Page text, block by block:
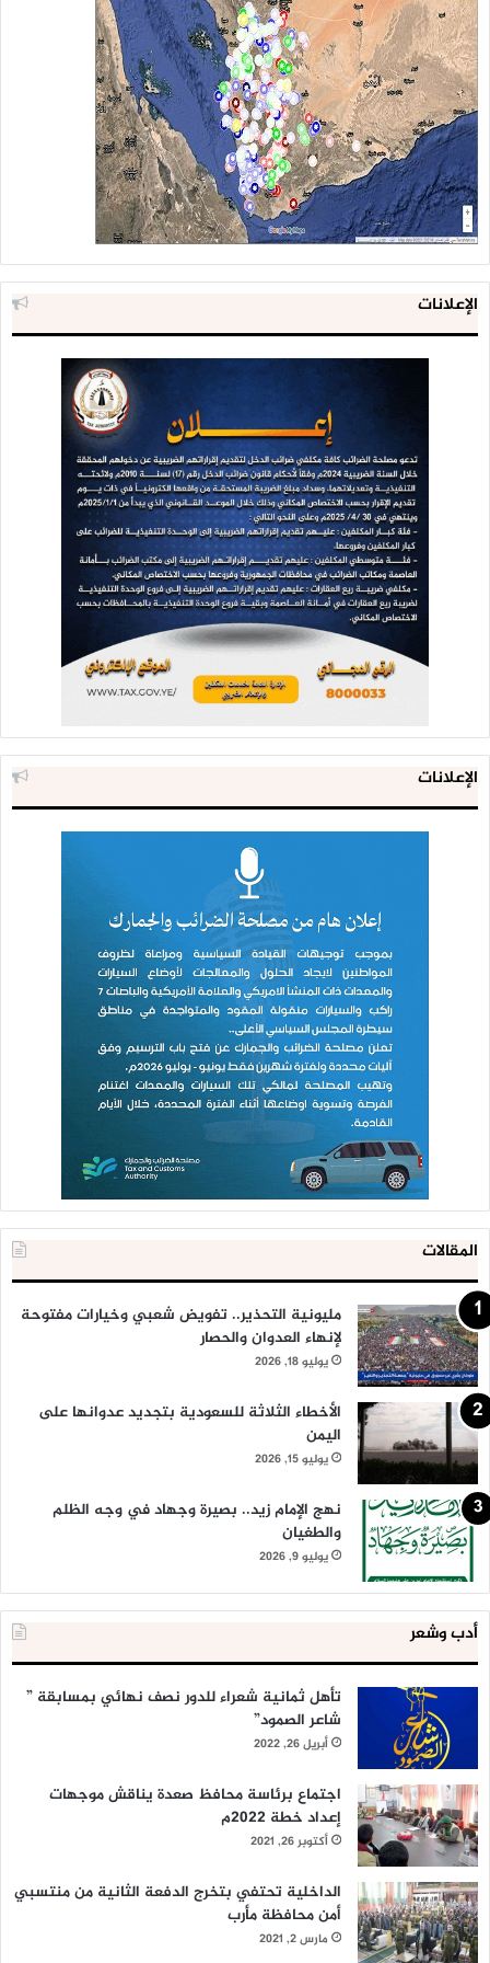
الإعلانات
الإعلانات
المقالات
مليونية التحذير.. تفويض شعبي وخيارات مفتوحة
لإنهاء العدوان والحصار
يوليو 18, 2026
الأخطاء الثلاثة للسعودية بتجديد عدوانها على
اليمن
يوليو 15, 2026
نهج الإمام زيد.. بصيرة وجهاد في وجه الظلم
والطغيان
يوليو 9, 2026
أدب وشعر
تأهل ثمانية شعراء للدور نصف نهائي بمسابقة ”
شاعر الصمود”
أبريل 26, 2022
اجتماع برئاسة محافظ صعدة يناقش موجهات
إعداد خطة 2022م
أكتوبر 26, 2021
الداخلية تحتفي بتخرج الدفعة الثانية من منتسبي
أمن محافظة مأرب
مارس 2, 2021